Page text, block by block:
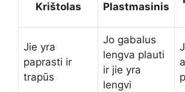
Krištolas Plastmasinis
Jie yra
paprasti ir
trapūs
Jo gabalus
lengva plauti
ir jie yra
lengvi